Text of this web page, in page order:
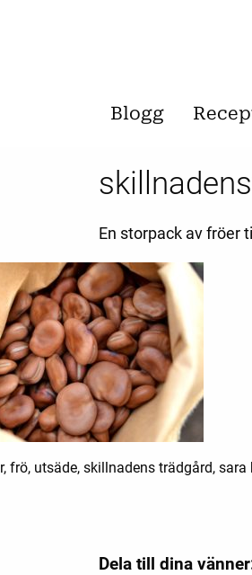
Blogg
En storpack av fröer
frö, utsäde, skillnadens trädgård, sara
Dela till dina